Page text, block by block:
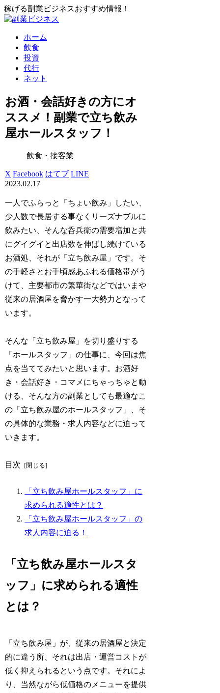
稼げる副業ビジネスおすすめ情報！
ホーム
飲食
投資
代行
ネット
お酒・会話好きの方にオ
ススメ！副業で立ち飲み
屋ホールスタッフ！
飲食・接客業
X Facebook はてブ LINE
2023.02.17
一人でふらっと「ちょい飲み」したい、
少人数で長居する事なくリーズナブルに
飲みたい、そんな呑兵衛の需要増加と共
にグイグイと出店数を伸ばし続けている
お酒処、それが「立ち飲み屋」です。そ
の手軽さとお手頃感あふれる価格帯がう
けて、主要都市の繁華街などではいまや
従来の居酒屋を脅かす一大勢力となって
います。
そんな「立ち飲み屋」を切り盛りする
「ホールスタッフ」の仕事に、今回は焦
点を当ててみたいと思います。お酒好
き・会話好き・コマメにちゃっちゃと動
ける、そんな方の副業としても最適なこ
の「立ち飲み屋のホールスタッフ」、そ
の具体的な業務・求人内容などに迫って
いきます。
目次
「立ち飲み屋ホールスタッフ」に
求められる適性とは？
「立ち飲み屋ホールスタッフ」の
求人内容に迫る！
「立ち飲み屋ホールスタ
ッフ」に求められる適性
とは？
「立ち飲み屋」が、従来の居酒屋と決定
的に違う所、それは出店・運営コストが
低く抑えられるという点です。それによ
り、当然ながら低価格のメニューを提供